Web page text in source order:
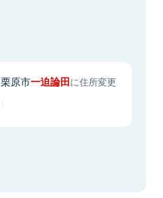
栗原市一迫論田に住所変更